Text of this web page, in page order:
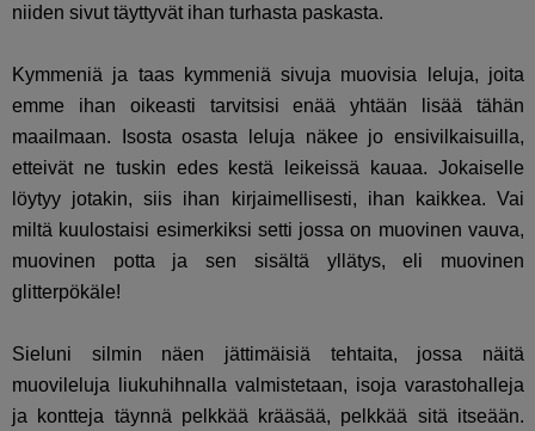
niiden sivut täyttyvät ihan turhasta paskasta.
Kymmeniä ja taas kymmeniä sivuja muovisia leluja, joita
emme ihan oikeasti tarvitsisi enää yhtään lisää tähän
maailmaan. Isosta osasta leluja näkee jo ensivilkaisuilla,
etteivät ne tuskin edes kestä leikeissä kauaa. Jokaiselle
löytyy jotakin, siis ihan kirjaimellisesti, ihan kaikkea. Vai
miltä kuulostaisi esimerkiksi setti jossa on muovinen vauva,
muovinen potta ja sen sisältä yllätys, eli muovinen
glitterpökäle!
Sieluni silmin näen jättimäisiä tehtaita, jossa näitä
muovileluja liukuhihnalla valmistetaan, isoja varastohalleja
ja kontteja täynnä pelkkää krääsää, pelkkää sitä itseään.